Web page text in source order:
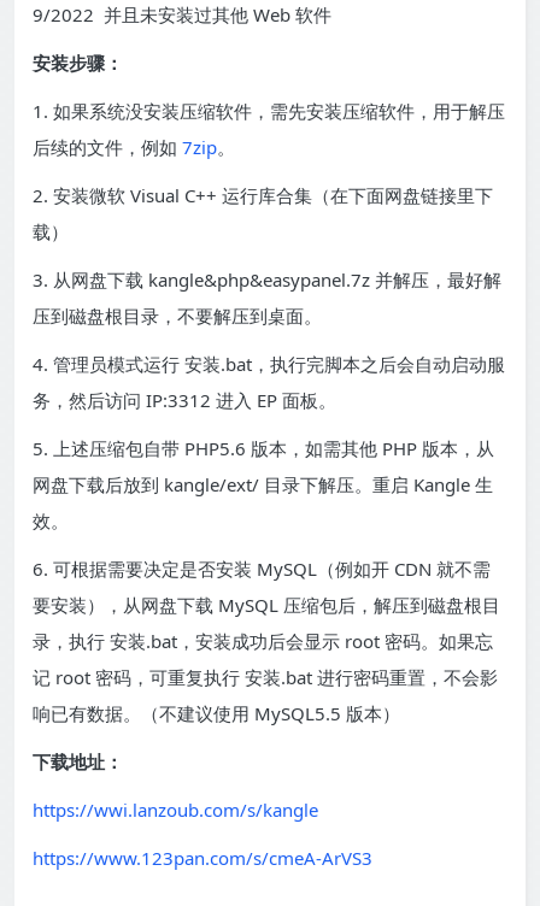
9/2022 并且未安装过其他 Web 软件
安装步骤：
1. 如果系统没安装压缩软件，需先安装压缩软件，用于解压
后续的文件，例如 7zip。
2. 安装微软 Visual C++ 运行库合集（在下面网盘链接里下
载）
3. 从网盘下载 kangle&php&easypanel.7z 并解压，最好解
压到磁盘根目录，不要解压到桌面。
4. 管理员模式运行 安装.bat，执行完脚本之后会自动启动服
务，然后访问 IP:3312 进入 EP 面板。
5. 上述压缩包自带 PHP5.6 版本，如需其他 PHP 版本，从
网盘下载后放到 kangle/ext/ 目录下解压。重启 Kangle 生
效。
6. 可根据需要决定是否安装 MySQL（例如开 CDN 就不需
要安装），从网盘下载 MySQL 压缩包后，解压到磁盘根目
录，执行 安装.bat，安装成功后会显示 root 密码。如果忘
记 root 密码，可重复执行 安装.bat 进行密码重置，不会影
响已有数据。（不建议使用 MySQL5.5 版本）
下载地址：
https://wwi.lanzoub.com/s/kangle
https://www.123pan.com/s/cmeA-ArVS3